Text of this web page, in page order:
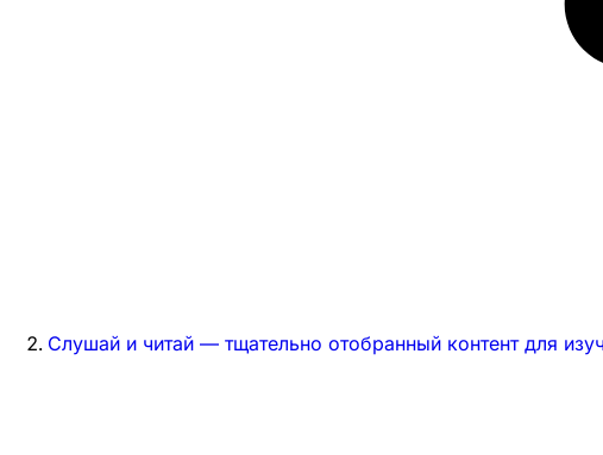
Слушай и читай — тщательно отобранный контент для